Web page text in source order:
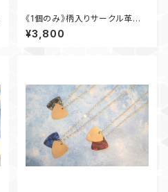
《1個のみ》柄入りサークル革ひ
もネックレス(ブラック)
¥3,800